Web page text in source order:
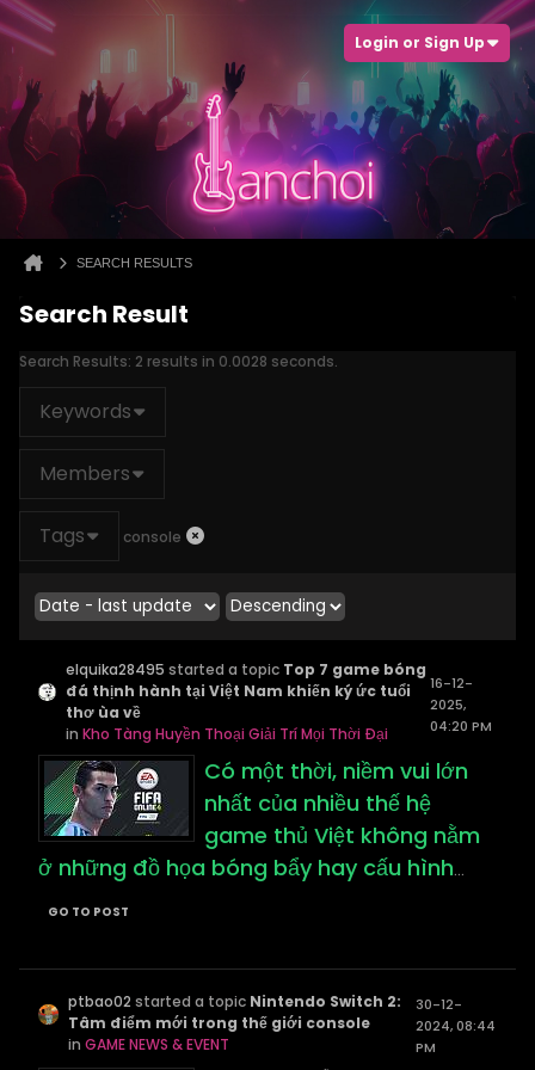
Login or Sign Up
SEARCH RESULTS
Search Result
Search Results: 2 results in 0.0028 seconds.
Keywords
Members
Tags console
elquika28495 started a topic Top 7 game bóng
đá thịnh hành tại Việt Nam khiến ký ức tuổi
thơ ùa về
in Kho Tàng Huyền Thoại Giải Trí Mọi Thời Đại
16-12-
2025,
04:20 PM
Có một thời, niềm vui lớn
nhất của nhiều thế hệ
game thủ Việt không nằm
ở những đồ họa bóng bẩy hay cấu hình...
GO TO POST
ptbao02 started a topic Nintendo Switch 2:
Tâm điểm mới trong thế giới console
inGAME NEWS & EVENT
30-12-
2024, 08:44
PM